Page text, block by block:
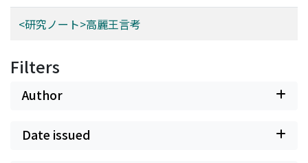
<研究ノート>高麗王言考
Filters
Author
Date issued